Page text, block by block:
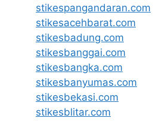
stikespangandaran.com
stikesacehbarat.com
stikesbadung.com
stikesbanggai.com
stikesbangka.com
stikesbanyumas.com
stikesbekasi.com
stikesblitar.com